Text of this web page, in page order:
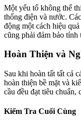
Một yếu tố không thể
thống điện và nước.
động một cách hiệu
cũng phải đảm bảo
Hoàn Thiện và
Sau khi hoàn tất tất cả
hoàn thiện bề mặt và
cầu đều đạt tiêu chuẩn,
Kiểm Tra Cuối Cùng